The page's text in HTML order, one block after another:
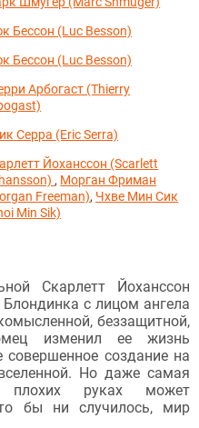
Бессон (Luc Besson)
Бессон (Luc Besson)
Арбогаст (Thierry
Серра (Eric Serra)
Йоханссон (Scarlett
, Морган Фриман
Freeman), Чхве Мин Сик
Min Sik)
Скарлетт Йоханссон
с лицом ангела
беззащитной,
изменил ее жизнь
создание на
Но даже самая
руках может
бы ни случилось, мир